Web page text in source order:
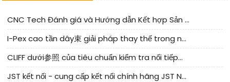
CNC Tech Đánh giá và Hướng dẫn Kết hợp Sản xuất Linh kiện Cable Nội địa
I-Pex cao tần dây束 giải pháp thay thế trong nước phân tích
CLIFF dưới参照 của tiêu chuẩn kiểm tra nối tiếp器 trong nước được cập nhật
JST kết nối - cung cấp kết nối chính hãng JST NSHR-02V-S | sản phẩm thay thế